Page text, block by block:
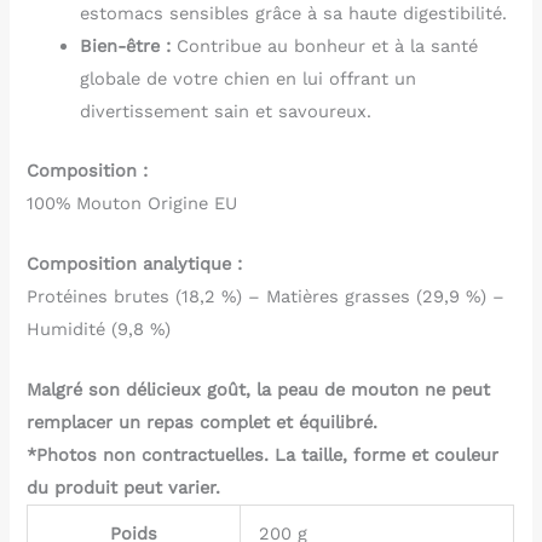
estomacs sensibles grâce à sa haute digestibilité.
Bien-être : Contribue au bonheur et à la santé
globale de votre chien en lui offrant un
divertissement sain et savoureux.
Composition :
100% Mouton Origine EU
Composition analytique :
Protéines brutes (18,2 %) – Matières grasses (29,9 %) –
Humidité (9,8 %)
Malgré son délicieux goût, la peau de mouton ne peut
remplacer un repas complet et équilibré.
*Photos non contractuelles. La taille, forme et couleur
du produit peut varier.
Poids 200 g